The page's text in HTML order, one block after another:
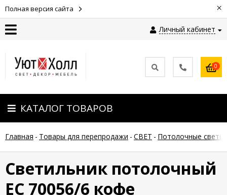
Полная версия сайта ×
Личный кабинет
Оплата
Доставка
Гарантия
возврат
Новости
0
КАТАЛОГ ТОВАРОВ
Главная - Товары для перепродажи - СВЕТ - Потолочные
Светильник потолочный
ЕС 70056/6 кофе